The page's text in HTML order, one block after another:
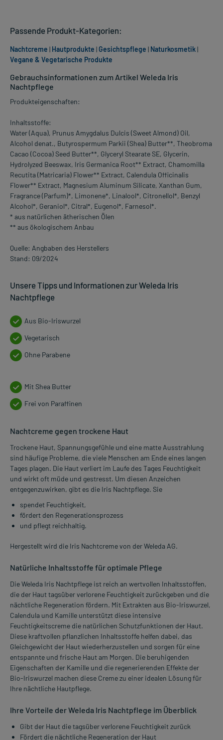
Gebrauchsinformationen zum Artikel Weleda Iris
Nachtpflege
Produkteigenschaften:
Inhaltsstoffe:
Water (Aqua), Prunus Amygdalus Dulcis (Sweet Almond) Oil,
Alcohol denat., Butyrospermum Parkii (Shea) Butter**, Theobroma
Cacao (Cocoa) Seed Butter**, Glyceryl Stearate SE, Glycerin,
Hydrolyzed Beeswax, Iris Germanica Root** Extract, Chamomilla
Recutita (Matricaria) Flower** Extract, Calendula Officinalis
Flower** Extract, Magnesium Aluminum Silicate, Xanthan Gum,
Fragrance (Parfum)*, Limonene*, Linalool*, Citronellol*, Benzyl
Alcohol*, Geraniol*, Citral*, Eugenol*, Farnesol*.
* aus natürlichen ätherischen Ölen
** aus ökologischem Anbau
Quelle: Angbaben des Herstellers
Stand: 09/2024
Unsere Tipps und Informationen zur Weleda Iris
Nachtpflege
Aus Bio-Iriswurzel
Vegetarisch
Ohne Parabene
Mit Shea Butter
Frei von Paraffinen
Nachtcreme gegen trockene Haut
Trockene Haut, Spannungsgefühle und eine matte Ausstrahlung
sind häufige Probleme, die viele Menschen am Ende eines langen
Tages plagen. Die Haut verliert im Laufe des Tages Feuchtigkeit
und wirkt oft müde und gestresst. Um diesen Anzeichen
entgegenzuwirken, gibt es die Iris Nachtpflege. Sie
spendet Feuchtigkeit,
fördert den Regenerationsprozess
und pflegt reichhaltig.
Hergestellt wird die Iris Nachtcreme von der Weleda AG.
Natürliche Inhaltsstoffe für optimale Pflege
Die Weleda Iris Nachtpflege ist reich an wertvollen Inhaltsstoffen,
die der Haut tagsüber verlorene Feuchtigkeit zurückgeben und die
nächtliche Regeneration fördern. Mit Extrakten aus Bio-Iriswurzel,
Calendula und Kamille unterstützt diese intensive
Feuchtigkeitscreme die natürlichen Schutzfunktionen der Haut.
Diese kraftvollen pflanzlichen Inhaltsstoffe helfen dabei, das
Gleichgewicht der Haut wiederherzustellen und sorgen für eine
entspannte und frische Haut am Morgen. Die beruhigenden
Eigenschaften der Kamille und die regenerierenden Effekte der
Bio-Iriswurzel machen diese Creme zu einer idealen Lösung für
Ihre nächtliche Hautpflege.
Ihre Vorteile der Weleda Iris Nachtpflege im Überblick
Gibt der Haut die tagsüber verlorene Feuchtigkeit zurück
Fördert die nächtliche Regeneration der Haut
Passende Produkt-Kategorien:
Nachtcreme | Hautprodukte |Gesichtspflege | Naturkosmetik|
Vegane & Vegetarische Produkte